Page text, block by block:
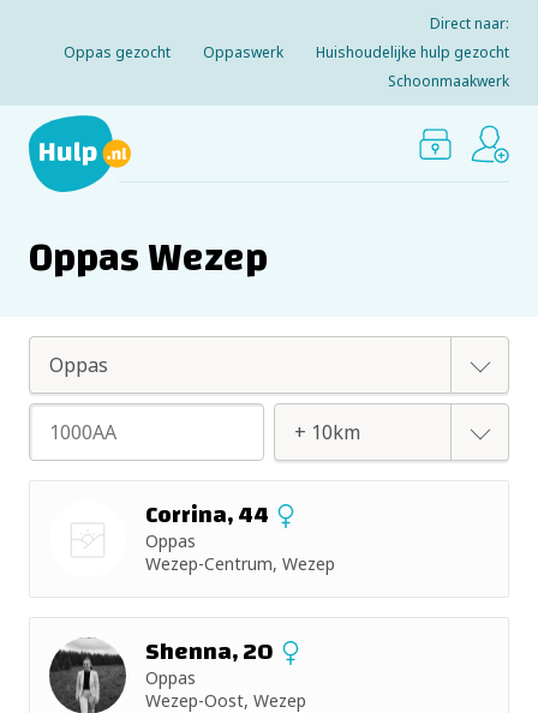
Direct naar:
Oppas gezocht
Oppaswerk
Huishoudelijke hulp gezocht
Schoonmaakwerk
Oppas Wezep
Oppas
Huishoudelijke hulp + 2km
+ 10km
+ 15km
Corrina, 44
Oppas
Wezep-Centrum, Wezep
Shenna, 20
Oppas
Wezep-Oost, Wezep